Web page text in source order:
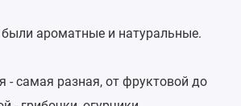
были ароматные и натуральные.
- самая разная, от фруктовой до